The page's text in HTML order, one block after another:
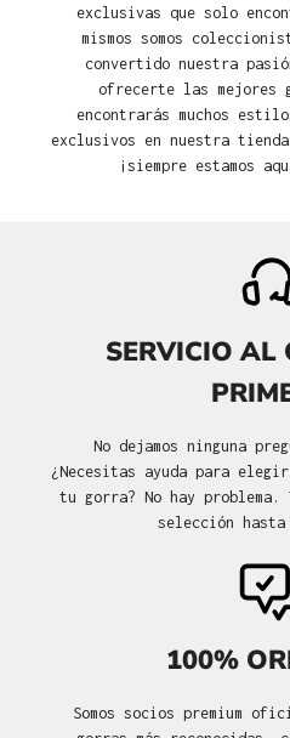
exclusivas que solo
mismos somos
convertido nuestra
ofrecerte las mejores
encontrarás muchos
exclusivos en nuestra
¡siempre estamos
SERVICIO AL
No dejamos ninguna
¿Necesitas ayuda para
tu gorra? No hay problema.
selección
100%
Somos socios premium